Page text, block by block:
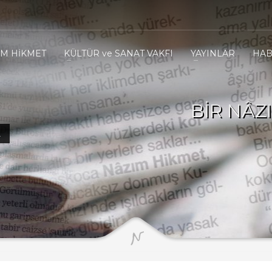
HİKMET KÜLTÜR ve SANAT VAKFI YAYINLAR
BİR